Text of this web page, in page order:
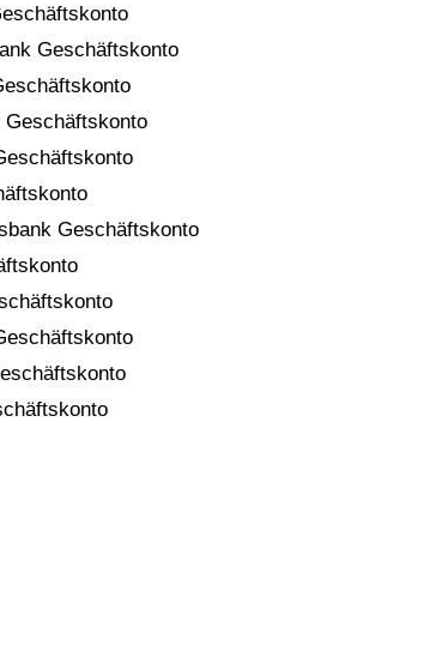
Geschäftskonto
Geschäftskonto
Geschäftskonto